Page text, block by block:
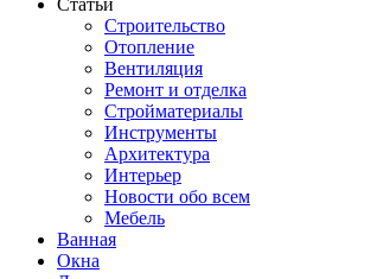
Статьи
Строительство
Отопление
Вентиляция
Ремонт и отделка
Стройматериалы
Инструменты
Архитектура
Интерьер
Новости обо всем
Мебель
Ванная
Окна